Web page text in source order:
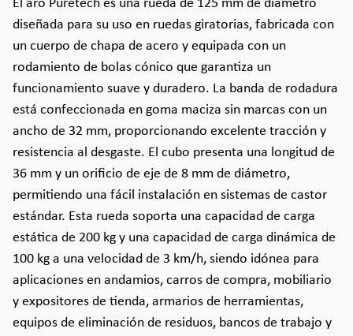
El aro Puretech es una rueda de 125 mm de diámetro
diseñada para su uso en ruedas giratorias, fabricada con
un cuerpo de chapa de acero y equipada con un
rodamiento de bolas cónico que garantiza un
funcionamiento suave y duradero. La banda de rodadura
está confeccionada en goma maciza sin marcas con un
ancho de 32 mm, proporcionando excelente tracción y
resistencia al desgaste. El cubo presenta una longitud de
36 mm y un orificio de eje de 8 mm de diámetro,
permitiendo una fácil instalación en sistemas de castor
estándar. Esta rueda soporta una capacidad de carga
estática de 200 kg y una capacidad de carga dinámica de
100 kg a una velocidad de 3 km/h, siendo idónea para
aplicaciones en andamios, carros de compra, mobiliario
y expositores de tienda, armarios de herramientas,
equipos de eliminación de residuos, bancos de trabajo y